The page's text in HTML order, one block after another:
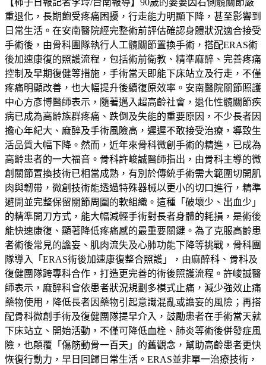
重退化，長期飽受疼痛困擾，行走能力明顯下降，甚至影響到
日常生活。在安南醫院經完整術前評估確認身體狀況適合接受
手術後，由骨科團隊執行人工髖關節置換手術，搭配ERAS術
後加速康復的照護流程，包括術前衛教、精準麻醉、完善疼痛
控制及早期復健等措施，手術當天即能下床站立及行走，不僅
疼痛明顯改善，也大幅提升後續復原效率。安南醫院關節照護
中心方彥博醫師表示，隨著邁入超高齡社會，退化性髖關節疾
病已成為高齡族群疼痛、跌倒及失能的重要原因，不少長者因
擔心年紀大、麻醉及手術風險高，遲遲不敢接受治療，導致生
活品質大幅下降。然而，近年來骨科微創手術的精進，已成為
高齡患者的一大福音。骨科許峻誠醫師指出，由骨科主導的微
創關節置換技術已相當成熟，有別於傳統手術需大範圍切開肌
肉與韌帶，微創技術能透過特殊器械以更小的切口進行，精準
避開並完整保留關節周圍的軟組織。這種「破壞少、出血少」
的精準開刀方式，能大幅減輕手術對長者身體的耗損，是術後
能快速康復、顯著降低疼痛感的最重要關鍵。為了克服高齡患
者術後常見的譫妄、肌肉流失及心肺功能下降等挑戰，骨科團
隊導入「ERAS術後加速康復整合照護」，由麻醉科、骨科及
復健團隊跨專科合作，打造更完善的術後照護流程。許峻誠醫
師表示，麻醉科會依患者狀況規劃多模式止痛，減少強效止痛
藥物使用，降低長者因藥物引起意識混亂或譫妄的風險；再搭
配骨科微創手術及復健團隊提早介入，鼓勵患者在手術當天就
下床站立、開始活動，不僅可降低血栓、肺炎等術後併發症風
險，也顛覆「傷筋動骨一百天」的舊觀念，幫助高齡患者更快
恢復行動力，早日回歸日常生活。ERAS並非單一治療技術，